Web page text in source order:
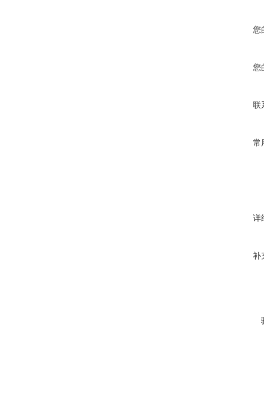
您
您
联
常
详
补